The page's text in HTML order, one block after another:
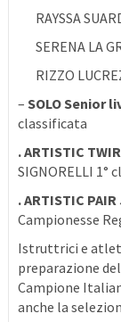
RAYSSA
SERENA LA
RIZZO
– SOLO Senior
classificata
. ARTISTIC
SIGNORELLI
. ARTISTIC
Campionesse
Istruttrici e
preparazione
Campione
anche la